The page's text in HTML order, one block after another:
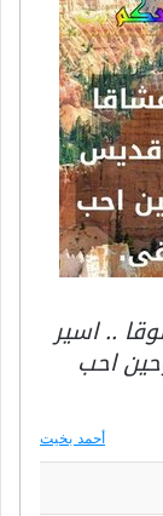
.. اسير
احب
أحمد بخيت